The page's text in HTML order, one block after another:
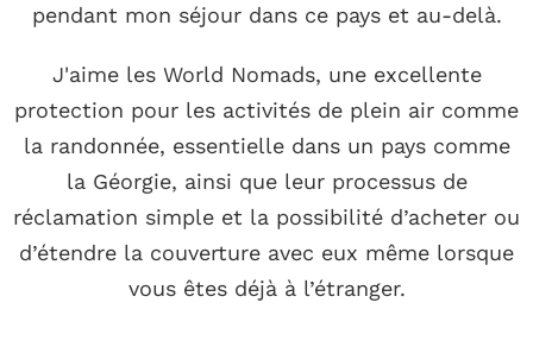
pendant mon séjour dans ce pays et au-delà.
J'aime les World Nomads, une excellente
protection pour les activités de plein air comme
la randonnée, essentielle dans un pays comme
la Géorgie, ainsi que leur processus de
réclamation simple et la possibilité d’acheter ou
d’étendre la couverture avec eux même lorsque
vous êtes déjà à l’étranger.